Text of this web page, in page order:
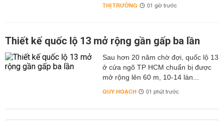
THỊ TRƯỜNG 01 giờ trước
Thiết kế quốc lộ 13 mở rộng gần gấp ba lần
Sau hơn 20 năm chờ đợi, quốc lộ 13
ở cửa ngõ TP HCM chuẩn bị được
mở rộng lên 60 m, 10-14 làn...
QUY HOẠCH 01 phút trước